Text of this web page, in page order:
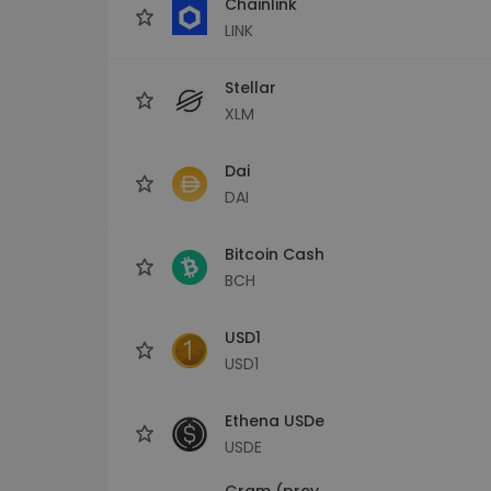
LINK
Stellar
XLM
Dai
DAI
Bitcoin Cash
BCH
USD1
USD1
Ethena USDe
USDE